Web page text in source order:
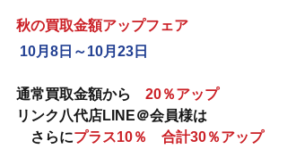
秋の買取金額アップフェア
10月8日～10月23日
通常買取金額から 20％アップ
リンク八代店LINE＠会員様は
さらにプラス10％　合計30％アップ